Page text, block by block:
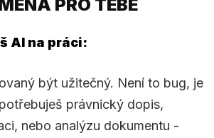
PRO TEBE
AI na práci:
být užitečný. Není to bug, je
právnický dopis,
nebo analýzu dokumentu -